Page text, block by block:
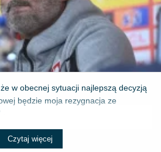
w obecnej sytuacji najlepszą decyzją
będzie moja rezygnacja ze
...
Czytaj więcej